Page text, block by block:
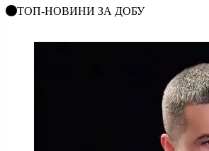
ТОП-НОВИНИ ЗА ДОБУ